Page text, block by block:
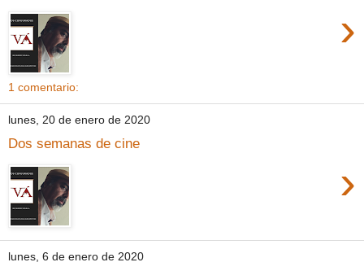
›
1 comentario:
lunes, 20 de enero de 2020
Dos semanas de cine
›
lunes, 6 de enero de 2020